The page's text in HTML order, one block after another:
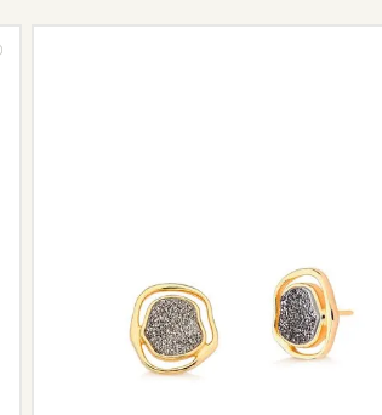
oferecer a melhor alternativa possível.